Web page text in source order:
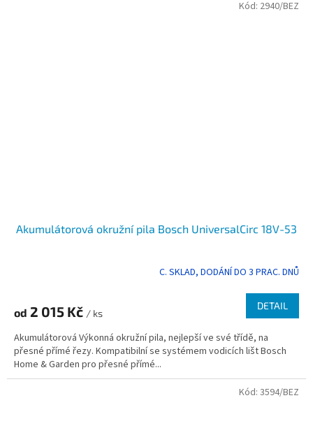
Akumulátorová okružní pila Bosch UniversalCirc 18V-53
je
z
5
hvězdiček.
C. SKLAD, DODÁNÍ DO 3 PRAC. DNŮ
od 2 015 Kč / ks
DETAIL
Akumulátorová Výkonná okružní pila, nejlepší ve své třídě, na
přesné přímé řezy. Kompatibilní se systémem vodicích lišt Bosch
Home & Garden pro přesné přímé...
Kód: 2940/BEZ
Kód: 3594/BEZ